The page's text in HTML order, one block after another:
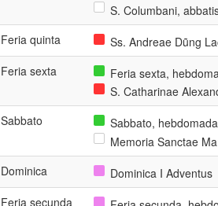
S. Columbani,
Feria quinta
Ss. Andreae Dũng
Feria sexta
Feria sexta,
S. Catharinae
Sabbato
Sabbato,
Memoria Sanctae
Dominica
Dominica I Adventus
Feria secunda